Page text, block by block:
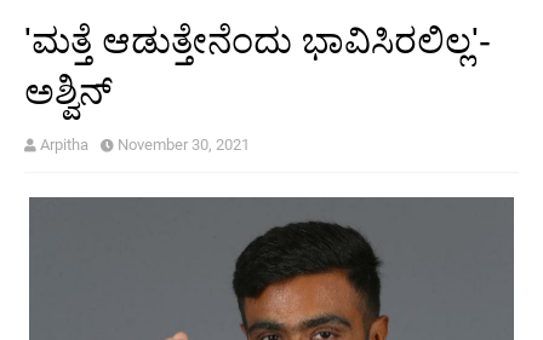
'ಮತ್ತೆ ಆಡುತ್ತೇನೆಂದು ಭಾವಿಸಿರಲಿಲ್ಲ'-
ಅಶ್ವಿನ್
Arpitha November 30, 2021